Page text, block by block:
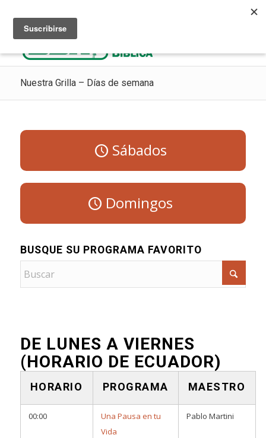
Nuestra Grilla – Días de semana
Sábados
Domingos
BUSQUE SU PROGRAMA FAVORITO
DE LUNES A VIERNES
(HORARIO DE ECUADOR)
HORARIO PROGRAMA MAESTRO
00:00
Una Pausa en tu
Vida
Pablo Martini